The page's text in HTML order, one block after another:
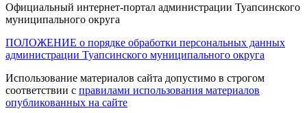
Официальный интернет-портал администрации Туапсинского
муниципального округа
ПОЛОЖЕНИЕ о порядке обработки персональных данных
администрации Туапсинского муниципального округа
Использование материалов сайта допустимо в строгом
соответствии с правилами использования материалов
опубликованных на сайте